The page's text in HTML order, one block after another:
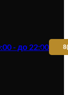
- до 22:00